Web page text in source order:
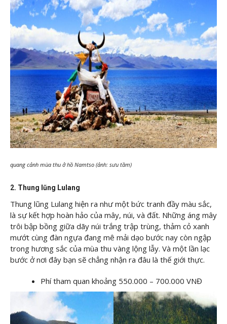
quang cảnh mùa thu ở hồ Namtso (ảnh: sưu tầm)
2. Thung lũng Lulang
Thung lũng Lulang hiện ra như một bức tranh đầy màu sắc,
là sự kết hợp hoàn hảo của mây, núi, và đất. Những áng mây
trôi bập bồng giữa dãy núi trắng trập trùng, thảm cỏ xanh
mướt cùng đàn ngựa đang mê mải dạo bước nay còn ngập
trong hương sắc của mùa thu vàng lộng lẫy. Và một lần lạc
bước ở nơi đây bạn sẽ chẳng nhận ra đâu là thế giới thực.
Phí tham quan khoảng 550.000 – 700.000 VNĐ